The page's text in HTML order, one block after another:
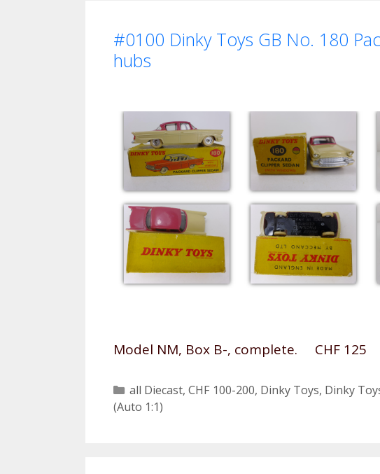
#0100 Dinky Toys GB No. 180
hubs
Model NM, Box B-, complete. CHF 125
Kategorien
all Diecast, CHF 100-200, Dinky Toys, Dinky
(Auto 1:1)